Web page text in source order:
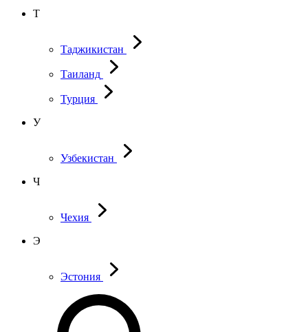
Т
Таджикистан
Таиланд
Турция
У
Узбекистан
Ч
Чехия
Э
Эстония